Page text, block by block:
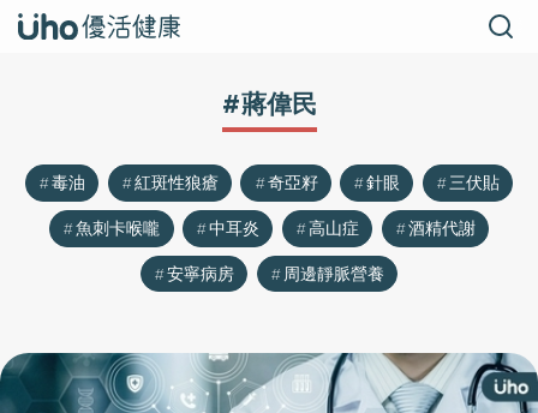
#蔣偉民
毒油 紅斑性狼瘡 奇亞籽 針眼
三伏貼
魚刺卡喉嚨
中耳炎 高山症
酒精代謝
安寧病房
周邊靜脈營養